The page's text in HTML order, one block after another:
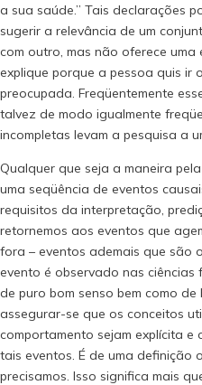
a sua saúde.” Tais declarações
sugerir a relevância de um
com outro, mas não oferece
explique porque a pessoa quis ir
preocupada. Freqüentemente
talvez de modo igualmente
incompletas levam a pesquisa a
Qualquer que seja a maneira
uma seqüência de eventos
requisitos da interpretação,
retornemos aos eventos que
fora – eventos ademais que são
evento é observado nas ciências
de puro bom senso bem como
assegurar-se que os conceitos
comportamento sejam explícita
tais eventos. É de uma definição
precisamos. Isso significa mais